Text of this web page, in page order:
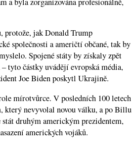
protože, jak Donald Trump
společnosti a američtí občané, tak by
Spojené státy by získaly zpět
tyto částky uvádějí evropská média,
Joe Biden poskytl Ukrajině.
mírotvůrce. V posledních 100 letech
který nevyvolal novou válku, a po Billu
druhým americkým prezidentem,
amerických vojáků.